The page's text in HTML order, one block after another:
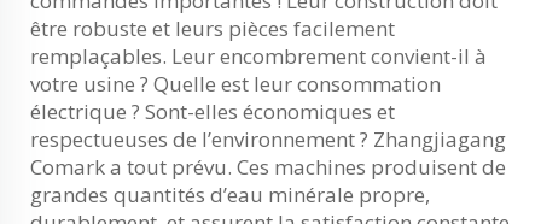
être robuste et leurs pièces facilement
remplaçables. Leur encombrement convient-il à
votre usine ? Quelle est leur consommation
électrique ? Sont-elles économiques et
respectueuses de l’environnement ? Zhangjiagang
Comark a tout prévu. Ces machines produisent de
grandes quantités d’eau minérale propre,